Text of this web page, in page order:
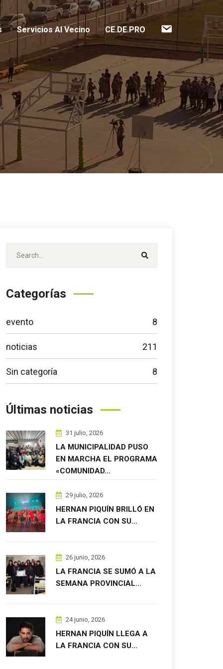
Servicios Al Vecino CE.DE.PRO Contacto
Categorías
evento 8
noticias 211
Sin categoría 8
Últimas noticias
31 julio, 2026
LA MUNICIPALIDAD PUSO
EN MARCHA EL PROGRAMA
«COMUNIDAD…
29 julio, 2026
HERNAN PIQUÍN BRILLÓ EN
LA FRANCIA CON SU…
26 junio, 2026
LA FRANCIA SE SUMÓ A LA
SEMANA PROVINCIAL…
24 junio, 2026
HERNAN PIQUÍN LLEGA A
LA FRANCIA CON SU…